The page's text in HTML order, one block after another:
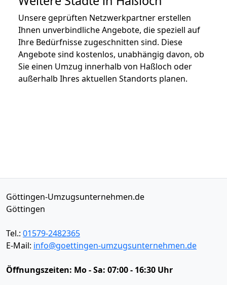
Unsere geprüften Netzwerkpartner erstellen
Ihnen unverbindliche Angebote, die speziell auf
Ihre Bedürfnisse zugeschnitten sind. Diese
Angebote sind kostenlos, unabhängig davon, ob
Sie einen Umzug innerhalb von Haßloch oder
außerhalb Ihres aktuellen Standorts planen.
Göttingen-Umzugsunternehmen.de
Göttingen
Tel.: 01579-2482365
E-Mail: info@goettingen-umzugsunternehmen.de
Öffnungszeiten: Mo - Sa: 07:00 - 16:30 Uhr